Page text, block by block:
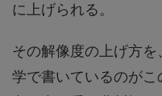
に上げられる。
その解像度の上げ方
学で書いているのが